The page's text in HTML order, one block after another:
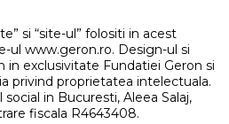
si “site-ul” folositi in acest
ul www.geron.ro. Design-ul si
in exclusivitate Fundatiei Geron si
privind proprietatea intelectuala.
in Bucuresti, Aleea Salaj,
fiscala R4643408.